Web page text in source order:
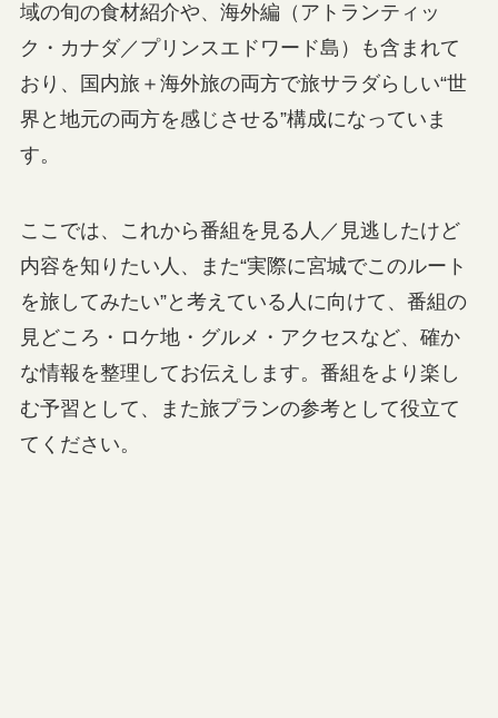
域の旬の食材紹介や、海外編（アトランティッ
ク・カナダ／プリンスエドワード島）も含まれて
おり、国内旅＋海外旅の両方で旅サラダらしい“世
界と地元の両方を感じさせる”構成になっていま
す。
ここでは、これから番組を見る人／見逃したけど
内容を知りたい人、また“実際に宮城でこのルート
を旅してみたい”と考えている人に向けて、番組の
見どころ・ロケ地・グルメ・アクセスなど、確か
な情報を整理してお伝えします。番組をより楽し
む予習として、また旅プランの参考として役立て
てください。